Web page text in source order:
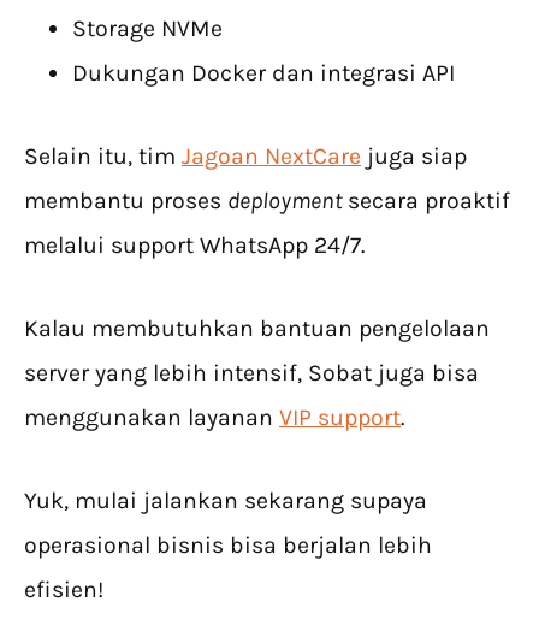
Storage NVMe
Dukungan Docker dan integrasi API
Selain itu, tim Jagoan NextCare juga siap
membantu proses deployment secara proaktif
melalui support WhatsApp 24/7.
Kalau membutuhkan bantuan pengelolaan
server yang lebih intensif, Sobat juga bisa
menggunakan layanan VIP support.
Yuk, mulai jalankan sekarang supaya
operasional bisnis bisa berjalan lebih
efisien!